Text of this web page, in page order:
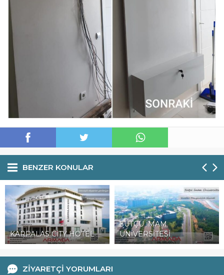
BENZER KONULAR
KARPALAS CİTY HOTEL
SÜTÇÜ İMAM
ÜNİVERSİTESİ
ZİYARETÇİ YORUMLARI